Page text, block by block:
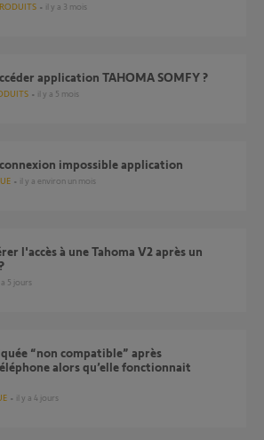
il y a 3 mois
application TAHOMA SOMFY ?
il y a 5 mois
impossible application
il y a environ un mois
a 5 jours
alors qu’elle fonctionnait
il y a 4 jours